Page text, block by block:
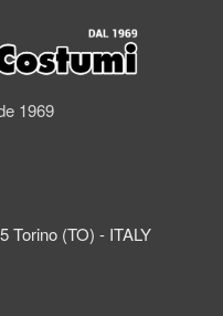
1969
Torino (TO) - ITALY